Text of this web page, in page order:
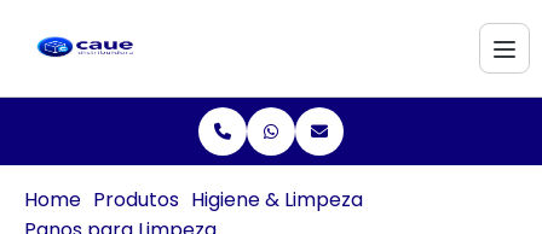
Home Produtos Higiene & Limpeza